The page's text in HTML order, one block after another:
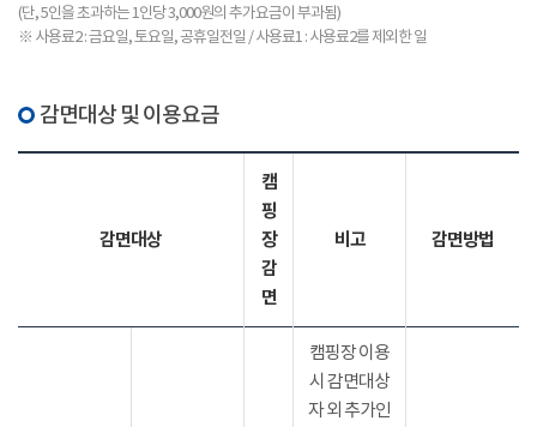
(단, 5인을 초과하는 1인당 3,000원의 추가요금이 부과됨)
※ 사용료2 : 금요일, 토요일, 공휴일전일 / 사용료1 : 사용료2를 제외한 일
감면대상 및 이용요금
감면대상
캠
핑
장
감
면
비고 감면방법
캠핑장 이용
시 감면대상
자 외 추가인